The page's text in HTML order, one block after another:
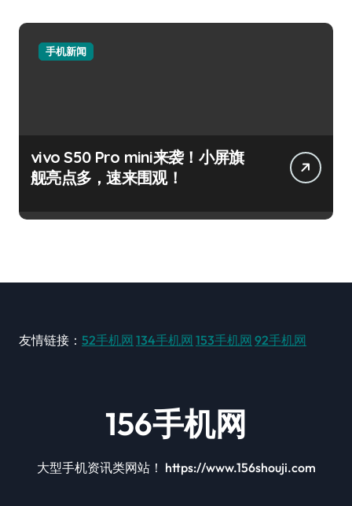
手机新闻
vivo S50 Pro mini来袭！小屏旗
舰亮点多，速来围观！
友情链接： 52手机网 134手机网 153手机网 92手机网
156手机网
大型手机资讯类网站！ https://www.156shouji.com